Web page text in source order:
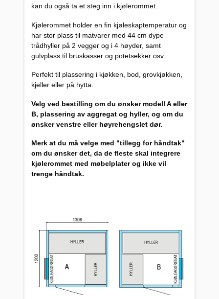
kan du også ta et steg inn i kjølerommet.
Kjølerommet holder en fin kjøleskaptemperatur og
har stor plass til matvarer med 44 cm dype
trådhyller på 2 vegger og i 4 høyder, samt
gulvplass til bruskasser og potetsekker osv.
Perfekt til plassering i kjøkken, bod, grovkjøkken,
kjeller eller på hytta.
Velg ved bestilling om du ønsker modell A eller
B, plassering av aggregat og hyller, og om du
ønsker venstre eller høyrehengslet dør.
Merk at du må velge med "tillegg for håndtak"
om du ønsker det, da de fleste skal integrere
kjølerommet med møbelplater og ikke vil
trenge håndtak.